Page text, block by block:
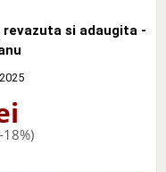
revazuta si adaugita -
18%)